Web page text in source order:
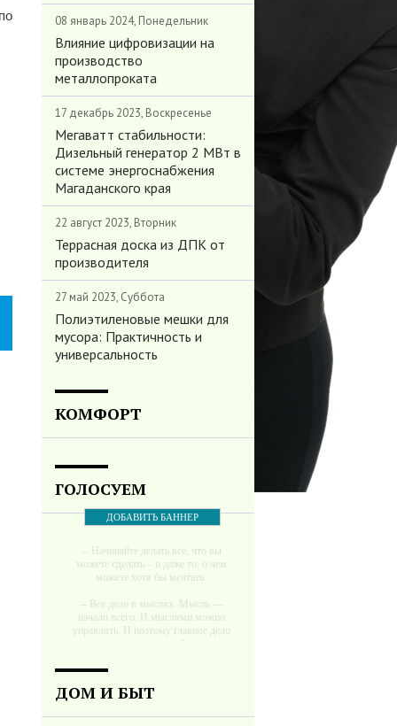
08 январь 2024, Понедельник
Влияние цифровизации на
производство
металлопроката
17 декабрь 2023, Воскресенье
Мегаватт стабильности:
Дизельный генератор 2 МВт в
системе энергоснабжения
Магаданского края
22 август 2023, Вторник
Террасная доска из ДПК от
производителя
27 май 2023, Суббота
Полиэтиленовые мешки для
мусора: Практичность и
универсальность
КОМФОРТ
ГОЛОСУЕМ
ДОБАВИТЬ БАННЕР
-- Начинайте делать все, что вы
можете сделать – и даже то, о чем
можете хотя бы мечтать.
-- Все дело в мыслях. Мысль —
начало всего. И мыслями можно
управлять. И поэтому главное дело
мечте. Живите той жизнью, которую
ДОМ И БЫТ